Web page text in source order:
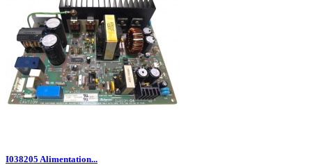
I038205 Alimentation...